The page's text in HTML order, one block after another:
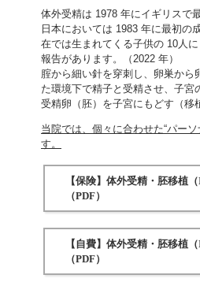
体外受精は 1978 年にイギリスで
日本においては 1983 年に最初の
在では生まれてくる子供の 10人
報告があります。（2022 年）
腟から細い針を穿刺し、卵巣から
た環境下で精子と受精させ、子宮
受精卵（胚）を子宮にもどす（移
当院では、個々に合わせた“パー
す。
【保険】体外受精・胚移植
（PDF）
【自費】体外受精・胚移植
（PDF）